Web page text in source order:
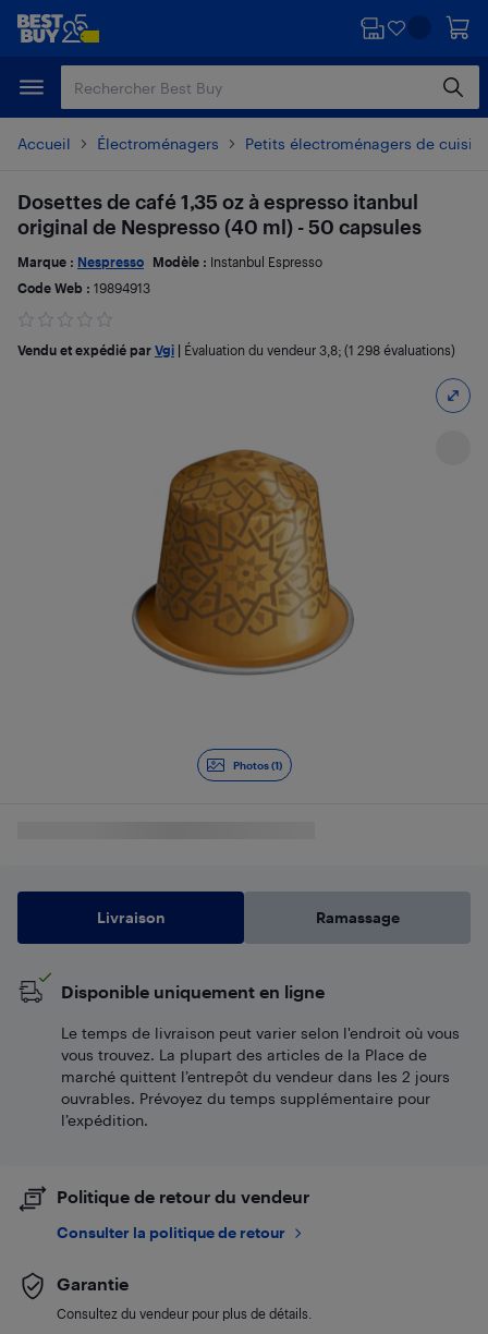
Passer
principal
Passer
Accueil Électroménagers Petits électroménagers de
Photos (1)
Dosettes de café 1,35 oz à espresso itanbul
original de Nespresso (40 ml) - 50 capsules
Marque : Nespresso Modèle : Instanbul Espresso
Code Web : 19894913
Vendu et expédié par Vgi Évaluation du vendeur 3,8; (1 298 évaluations)
Livraison Ramassage
Disponible uniquement en ligne
Le temps de livraison peut varier selon l'endroit où vous
vous trouvez. La plupart des articles de la Place de
marché quittent l’entrepôt du vendeur dans les 2 jours
ouvrables. Prévoyez du temps supplémentaire pour
l’expédition.
Politique de retour du vendeur
Consulter la politique de retour
Garantie
Consultez du vendeur pour plus de détails.